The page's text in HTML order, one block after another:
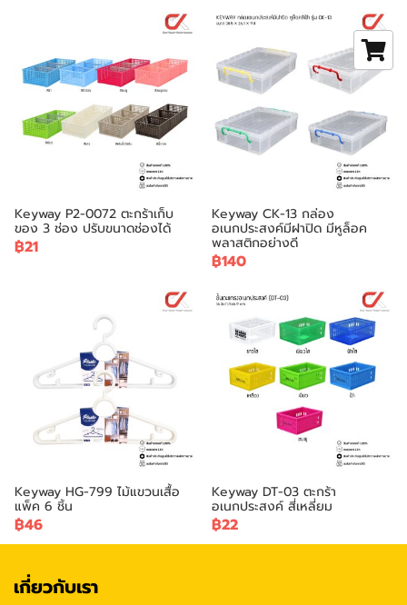
Keyway P2-0072 ตะกร้าเก็บ
ของ 3 ช่อง ปรับขนาดช่องได้
฿21
Keyway CK-13 กล่อง
อเนกประสงค์มีฝาปิด มีหูล็อค
พลาสติกอย่างดี
฿140
Keyway HG-799 ไม้แขวนเสื้อ
แพ็ค 6 ชิ้น
฿46
Keyway DT-03 ตะกร้า
อเนกประสงค์ สี่เหลี่ยม
฿22
เกี่ยวกับเรา